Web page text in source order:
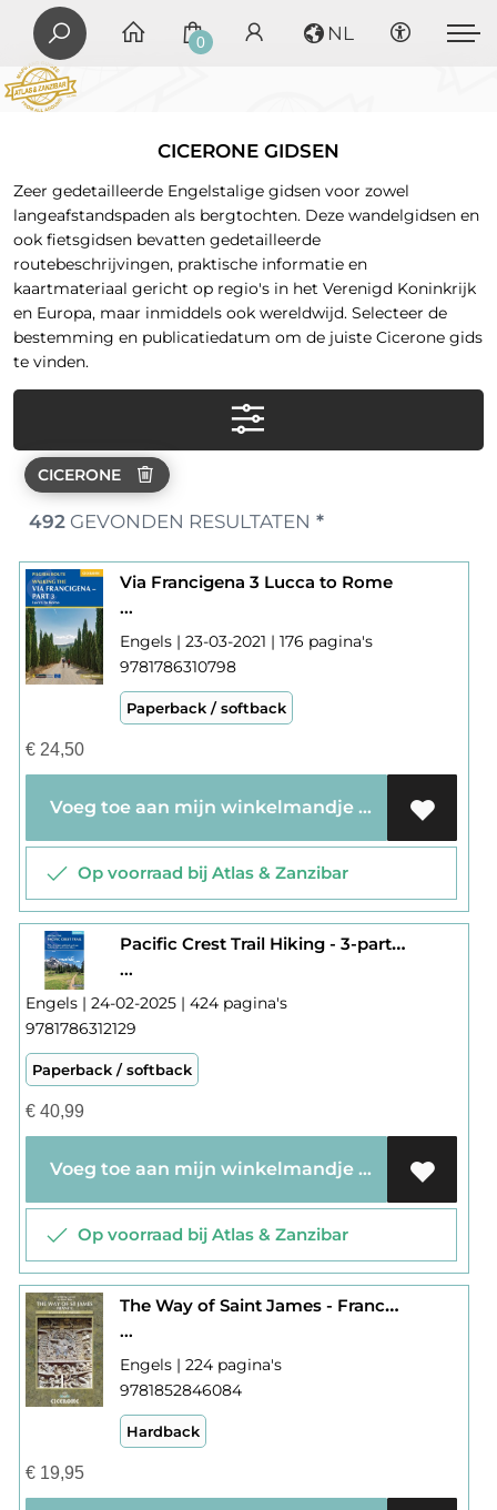
0 NL
CICERONE GIDSEN
Zeer gedetailleerde Engelstalige gidsen voor zowel
langeafstandspaden als bergtochten. Deze wandelgidsen en
ook fietsgidsen bevatten gedetailleerde
routebeschrijvingen, praktische informatie en
kaartmateriaal gericht op regio's in het Verenigd Koninkrijk
en Europa, maar inmiddels ook wereldwijd. Selecteer de
bestemming en publicatiedatum om de juiste Cicerone gids
te vinden.
CICERONE
492GEVONDEN RESULTATEN *
Via Francigena 3 Lucca to Rome
...
Engels | 23-03-2021 | 176 pagina's
9781786310798
Paperback / softback
€24,50
Voeg toe aan mijn winkelmandje
Op voorraad bij Atlas & Zanzibar
Pacific Crest Trail Hiking - 3-part guidebook and map books
...
Engels | 24-02-2025 | 424 pagina's
9781786312129
Paperback / softback
€40,99
Voeg toe aan mijn winkelmandje
Op voorraad bij Atlas & Zanzibar
The Way of Saint James - France : Le Puy to the Pyrenees
...
Engels | 224 pagina's
9781852846084
Hardback
€19,95